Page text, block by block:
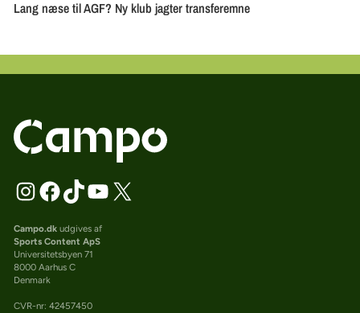
Campo.dkudgives af
Sports Content ApS
Universitetsbyen 71
8000 Aarhus C
Denmark
CVR-nr: 42457450